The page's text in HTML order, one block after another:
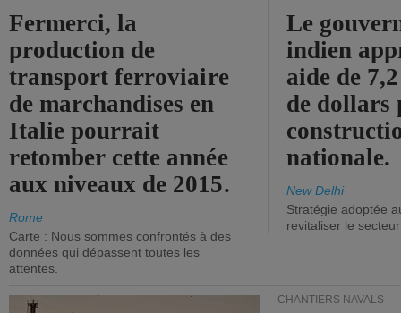
Fermerci, la
production de
transport ferroviaire
de marchandises en
Italie pourrait
retomber cette année
aux niveaux de 2015.
Rome
Carte : Nous sommes confrontés à des
données qui dépassent toutes les
attentes.
Le
indien
aide de
de dollars
nationale.
New Delhi
Stratégie adoptée
revitaliser le secteur
CHANTIERS NAVALS